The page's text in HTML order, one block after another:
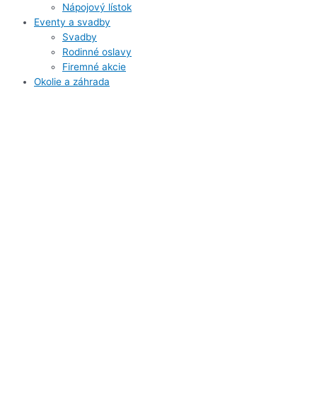
Nápojový lístok
Eventy a svadby
Svadby
Rodinné oslavy
Firemné akcie
Okolie a záhrada